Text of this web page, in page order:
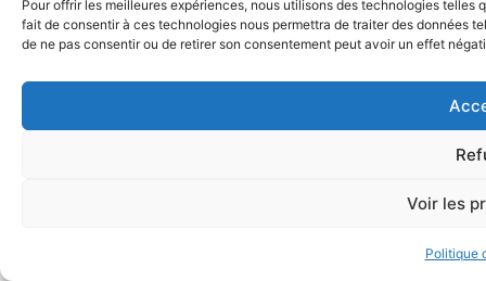
Pour offrir les meilleures expériences, nous utilisons des technologies
fait de consentir à ces technologies nous permettra de traiter des données
de ne pas consentir ou de retirer son consentement peut avoir un effet
Voir les
Politique